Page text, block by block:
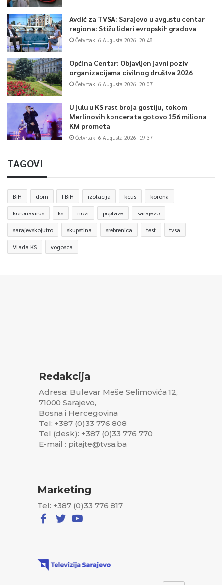
Avdić za TVSA: Sarajevo u avgustu centar
regiona: Stižu lideri evropskih gradova
Četvrtak, 6 Augusta 2026, 20:48
Općina Centar: Objavljen javni poziv
organizacijama civilnog društva 2026
Četvrtak, 6 Augusta 2026, 20:07
U julu u KS rast broja gostiju, tokom
Merlinovih koncerata gotovo 156 miliona
KM prometa
Četvrtak, 6 Augusta 2026, 19:37
TAGOVI
BiH dom FBiH izolacija kcus korona
koronavirus ks novi poplave sarajevo
sarajevskojutro skupstina srebrenica test tvsa
Vlada KS vogosca
Redakcija
Adresa: Bulevar Meše Selimovića 12,
71000 Sarajevo,
Bosna i Hercegovina
Tel: +387 (0)33 776 808
Tel (desk): +387 (0)33 776 770
E-mail : pitajte@tvsa.ba
Marketing
Tel: +387 (0)33 776 817